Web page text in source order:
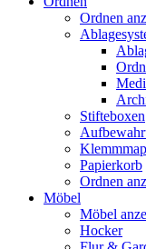
Ordnen
Stifteboxen
Papierkorb
Ordnen
Möbel
Möbel
Hocker